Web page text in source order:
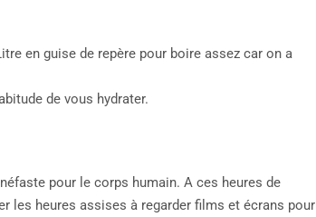
en guise de repère pour boire assez car on a
de vous hydrater.
pour le corps humain. A ces heures de
les heures assises à regarder films et écrans pour